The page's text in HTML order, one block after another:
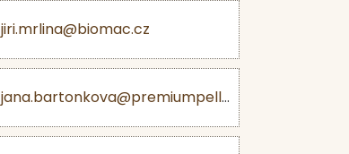
jiri.mrlina@biomac.cz
jana.bartonkova@premiumpellets.cz